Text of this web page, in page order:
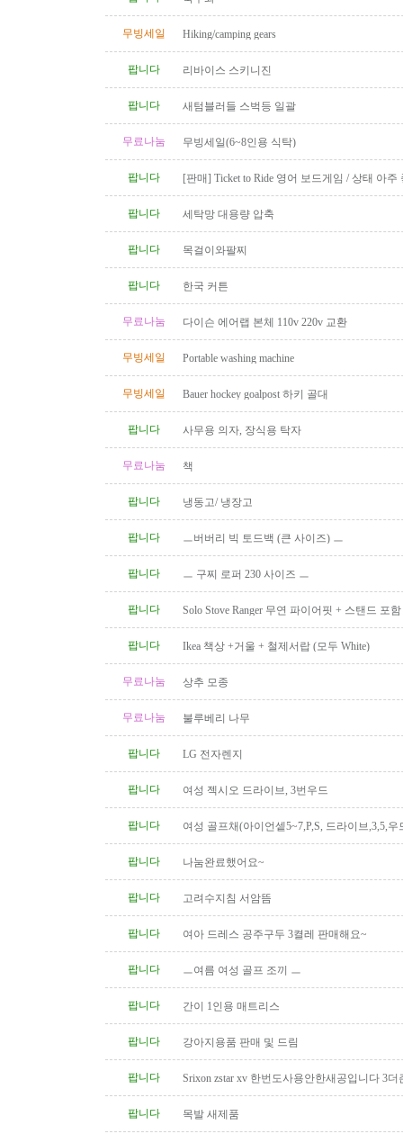
무빙세일 Hiking/camping gears
팝니다 리바이스 스키니진
팝니다 새텀블러들 스벅등 일괄
무료나눔 무빙세일(6~8인용 식탁)
팝니다
[판매] Ticket to Ride 영어 보드게임 / 상태 아주
팝니다
세탁망 대용량 압축
팝니다 목걸이와팔찌
팝니다 한국 커튼
무료나눔 다이슨 에어랩 본체 110v 220v 교환
무빙세일 Portable washing machine
무빙세일 Bauer hockey goalpost 하키 골대
팝니다 사무용 의자, 장식용 탁자
무료나눔 책
팝니다 냉동고/ 냉장고
팝니다 ㅡ버버리 빅 토드백 (큰 사이즈) ㅡ
팝니다 ㅡ 구찌 로퍼 230 사이즈 ㅡ
팝니다
Solo Stove Ranger 무연 파이어핏 + 스탠드 포
팝니다
Ikea 책상 +거울 + 철제서랍 (모두 White)
무료나눔 상추 모종
무료나눔 불루베리 나무
팝니다 LG 전자렌지
팝니다 여성 젝시오 드라이브, 3번우드
팝니다 여성 골프채(아이언셑5~7,P,S, 드라이브,3,5,우
팝니다 나눔완료했어요~
팝니다 고려수지침 서암뜸
팝니다 여아 드레스 공주구두 3켤레 판매해요~
팝니다 ㅡ여름 여성 골프 조끼 ㅡ
팝니다 간이 1인용 매트리스
팝니다 강아지용품 판매 및 드림
팝니다 Srixon zstar xv 한번도사용안한새공입니다 3더
팝니다 목발 새제품